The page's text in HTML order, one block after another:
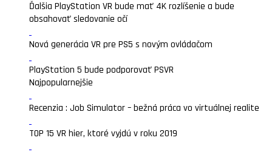
Ďalšia PlayStation VR bude mať 4K rozlíšenie a bude
obsahovať sledovanie očí
Nová generácia VR pre PS5 s novým ovládačom
PlayStation 5 bude podporovať PSVR
Najpopularnejšie
Recenzia : Job Simulator – bežná práca vo virtuálnej realite
TOP 15 VR hier, ktoré vyjdú v roku 2019